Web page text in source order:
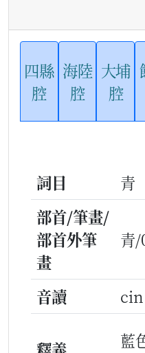
四縣
腔
海陸
腔
大埔
腔
詞目
青
部首/筆畫/
部首外筆
畫
青/
音讀 cin
藍